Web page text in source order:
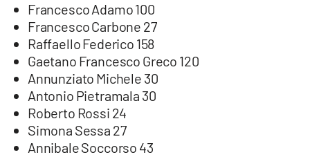
App
ANDROID
APPLE
Francesco Adamo 100
Francesco Carbone 27
Raffaello Federico 158
Gaetano Francesco Greco 120
Annunziato Michele 30
Antonio Pietramala 30
Roberto Rossi 24
Simona Sessa 27
Annibale Soccorso 43